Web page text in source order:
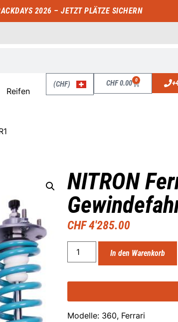
2026 – JETZT PLÄTZE SICHERN
Reifen
(CHF) CHF0.00 0
NITRON
CHF4'285.00
In den Warenkorb
Modelle: 360, Ferrari